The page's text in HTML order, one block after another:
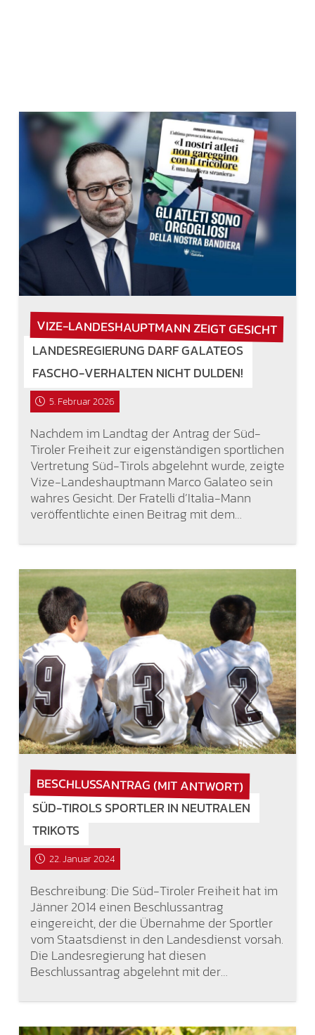
VIZE-LANDESHAUPTMANN ZEIGT GESICHT
LANDESREGIERUNG DARF GALATEOS
FASCHO-VERHALTEN NICHT DULDEN!
5. Februar 2026
Nachdem im Landtag der Antrag der Süd-
Tiroler Freiheit zur eigenständigen sportlichen
Vertretung Süd-Tirols abgelehnt wurde, zeigte
Vize-Landeshauptmann Marco Galateo sein
wahres Gesicht. Der Fratelli d’Italia-Mann
veröffentlichte einen Beitrag mit dem…
BESCHLUSSANTRAG (MIT ANTWORT)
SÜD-TIROLS SPORTLER IN NEUTRALEN
TRIKOTS
22. Januar 2024
Beschreibung: Die Süd-Tiroler Freiheit hat im
Jänner 2014 einen Beschlussantrag
eingereicht, der die Übernahme der Sportler
vom Staatsdienst in den Landesdienst vorsah.
Die Landesregierung hat diesen
Beschlussantrag abgelehnt mit der…